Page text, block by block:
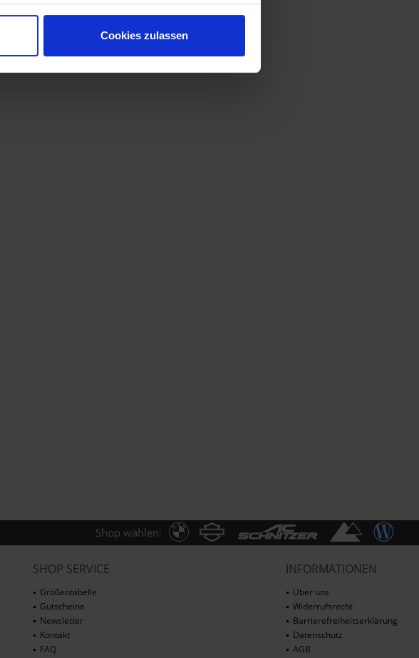
Cookies zulassen
Shop wählen:
SHOP SERVICE
Größentabelle
Gutscheine
Newsletter
Kontakt
FAQ
INFORMATIONEN
Über uns
Widerrufsrecht
Barrierefreiheitserklärung
Datenschutz
AGB